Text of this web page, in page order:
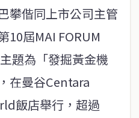
攀偕同上市公司主管
10屆MAI FORUM
題為「發掘黃金機
在曼谷Centara
飯店舉行，超過